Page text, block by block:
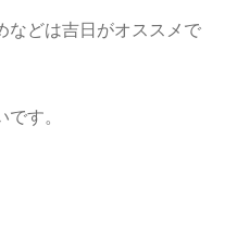
などは吉日がオススメで
す。